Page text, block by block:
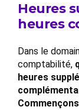
Heures
heures
Dans le
comptabilité,
heures